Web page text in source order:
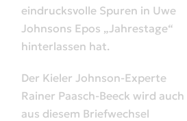
eindrucksvolle Spuren in Uwe
Johnsons Epos „Jahrestage“
hinterlassen hat.
Der Kieler Johnson-Experte
Rainer Paasch-Beeck wird auch
aus diesem Briefwechsel